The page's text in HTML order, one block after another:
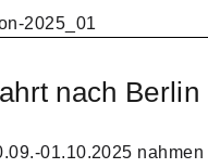
nach Berlin
01.10.2025 nahmen